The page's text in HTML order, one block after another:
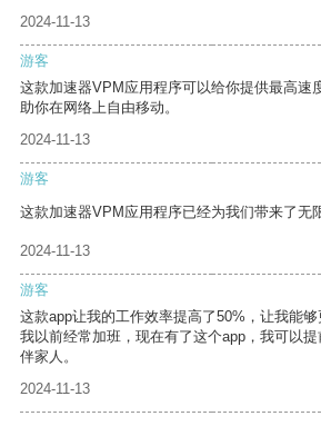
2024-11-13
游客
这款加速器VPM应用程序可以给你提供最高速
助你在网络上自由移动。
2024-11-13
游客
这款加速器VPM应用程序已经为我们带来了无
2024-11-13
游客
这款app让我的工作效率提高了50%，让我能够
我以前经常加班，现在有了这个app，我可以
伴家人。
2024-11-13